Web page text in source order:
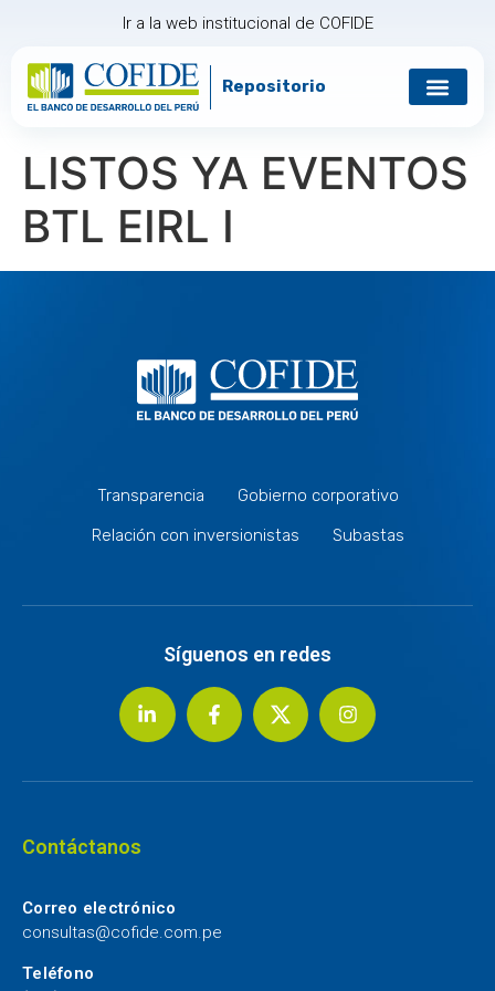
Ir a la web institucional de COFIDE
Repositorio
LISTOS YA EVENTOS
BTL EIRL I
Transparencia
Gobierno corporativo
Relación con inversionistas
Subastas
Síguenos en redes
Contáctanos
Correo electrónico
consultas@cofide.com.pe
Teléfono